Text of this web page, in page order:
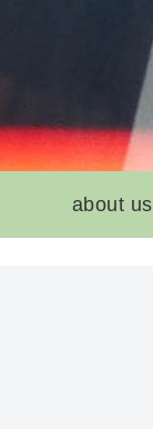
about us